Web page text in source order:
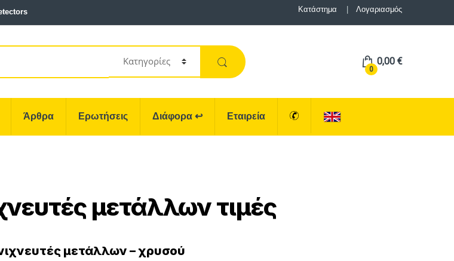
Κατάστημα Λογαριασμός
0
0,00 €
Άρθρα Ερωτήσεις Διάφορα ↩ Εταιρεία
μετάλλων τιμές
μετάλλων – χρυσού